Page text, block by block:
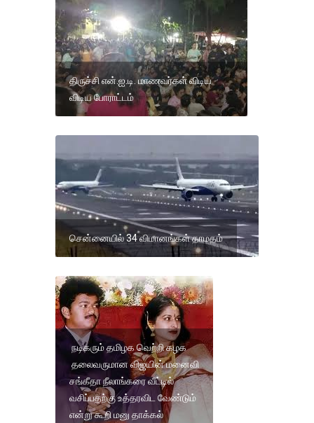
திருச்சி என்.ஐ.டி. மாணவர்கள் விடிய
விடிய போராட்டம்
சென்னையில் 34 விமானங்கள் தாமதம்
நடிகரும் தமிழக வெற்றி கழக
தலைவருமான விஜயின் மனைவி
சங்கீதா நீலாங்கரை வீட்டில்
வசிப்பதற்கு உத்தரவிட வேண்டும்
என்று கூறி மனு தாக்கல்